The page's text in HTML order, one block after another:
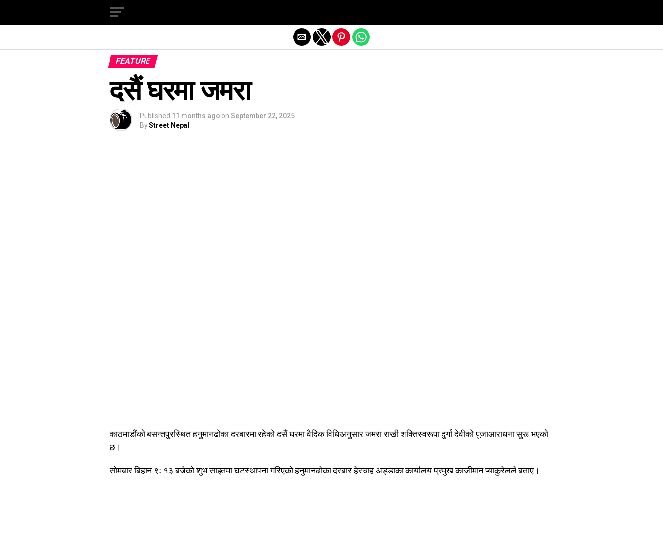
FEATURE
दसैं घरमा जमरा
Published 11 months ago on September 22, 2025
ByStreet Nepal
काठमाडौंको बसन्तपुरस्थित हनुमानढोका दरबारमा रहेको दसैं घरमा वैदिक विधिअनुसार जमरा राखी शक्तिस्वरूपा दुर्गा देवीको पूजाआराधना सुरू भएको
छ।
सोमबार बिहान ९ः १३ बजेको शुभ साइतमा घटस्थापना गरिएको हनुमानढोका दरबार हेरचाह अड्डाका कार्यालय प्रमुख काजीमान प्याकुरेलले बताए।